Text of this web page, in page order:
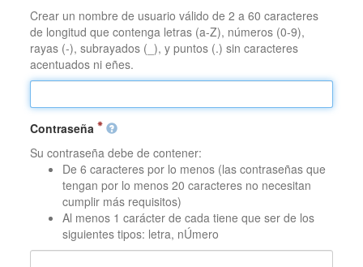
Crear un nombre de usuario válido de 2 a 60 caracteres
de longitud que contenga letras (a-Z), números (0-9),
rayas (-), subrayados (_), y puntos (.) sin caracteres
acentuados ni eñes.
Contraseña
Su contraseña debe de contener:
De 6 caracteres por lo menos (las contraseñas que
tengan por lo menos 20 caracteres no necesitan
cumplir más requisitos)
Al menos 1 carácter de cada tiene que ser de los
siguientes tipos: letra, nÚmero